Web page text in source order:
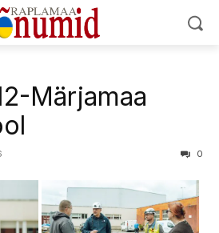
Märjamaa
0